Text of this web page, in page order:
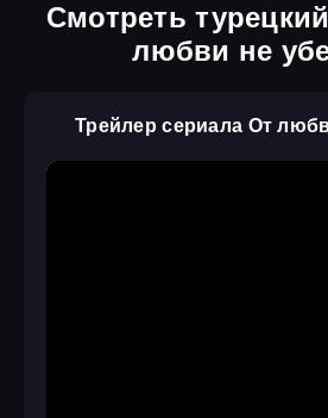
Смотреть
любви не
Трейлер сериала От